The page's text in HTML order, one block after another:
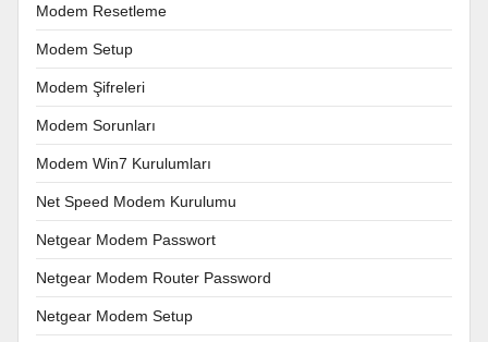
Modem Resetleme
Modem Setup
Modem Şifreleri
Modem Sorunları
Modem Win7 Kurulumları
Net Speed Modem Kurulumu
Netgear Modem Passwort
Netgear Modem Router Password
Netgear Modem Setup